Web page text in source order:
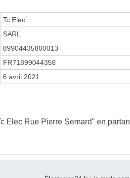
Tc Elec
SARL
89904435800013
FR71899044358
6 avril 2021
Elec Rue Pierre Semard" en